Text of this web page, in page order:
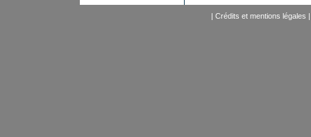
| Crédits et mentions légales